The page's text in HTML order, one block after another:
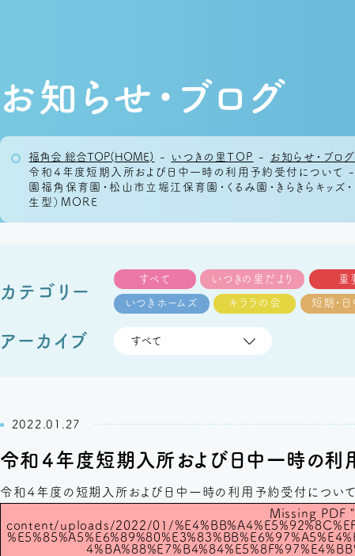
お知らせ・ブログ
福角会 総合TOP(HOME) - いつきの里TOP - お知らせ・ブログ
令和４年度短期入所および日中一時の利用予約受付について
園福角保育園・松山市立堀江保育園・くるみ園・きらきらキッ
生型）MORE
カテゴリー
すべて いつきの里だより 重
いつきホームズ キララの会 短期・
アーカイブ
2022.01.27
令和４年度短期入所および日中一時の利
令和４年度の短期入所および日中一時の利用予約受付について
Missing PDF
content/uploads/2022/01/